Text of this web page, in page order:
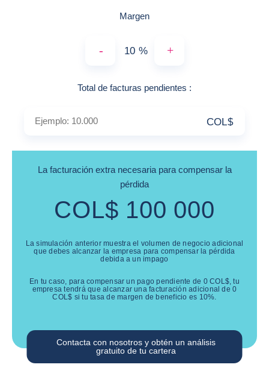
Margen
- % +
Total de facturas pendientes Ejemplo: 10.000
:
COL$
La facturación extra necesaria para compensar la
pérdida
COL$ 100 000
La simulación anterior muestra el volumen de negocio adicional
que debes alcanzar la empresa para compensar la pérdida
debida a un impago
En tu caso, para compensar un pago pendiente de 0 COL$, tu
empresa tendrá que alcanzar una facturación adicional de0
COL$ si tu tasa de margen de beneficio es 10%.
Contacta con nosotros y obtén un análisis
gratuito de tu cartera